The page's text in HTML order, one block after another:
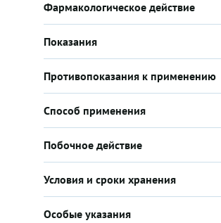
Фармакологическое действие
Показания
Противопоказания к применению
Способ применения
Побочное действие
Условия и сроки хранения
Особые указания